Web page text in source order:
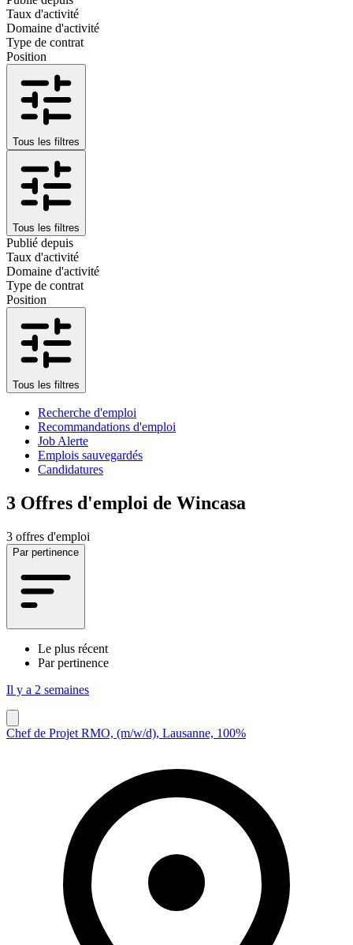
Taux d'activité
Domaine d'activité
Type de contrat
Position
Tous les filtres
Tous les filtres
Publié depuis
Taux d'activité
Domaine d'activité
Type de contrat
Position
Tous les filtres
Recherche d'emploi
Recommandations d'emploi
Job Alerte
Emplois sauvegardés
Candidatures
3 Offres d'emploi de Wincasa
3 offres d'emploi
Par pertinence
Le plus récent
Par pertinence
Il y a 2 semaines
Chef de Projet RMO, (m/w/d), Lausanne, 100%